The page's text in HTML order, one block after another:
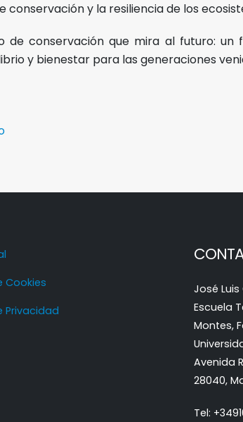
y la resiliencia de los
conservación que mira al futuro: un
y bienestar para las generaciones
Cookies
Privacidad
José
Escuela
Montes,
Avenida
28040,
Tel: